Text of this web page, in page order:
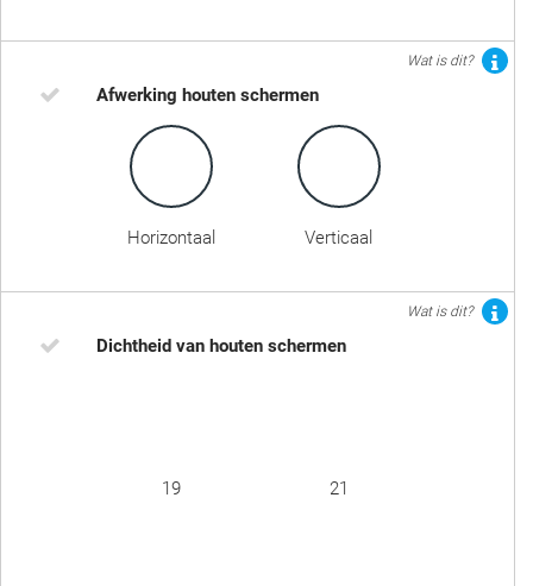
Wat is dit?
Afwerking houten schermen
Horizontaal Verticaal
Wat is dit?
Dichtheid van houten schermen
19 21